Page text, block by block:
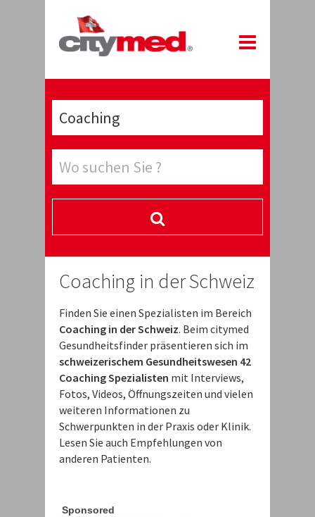
Coaching in der Schweiz
Finden Sie einen Spezialisten im Bereich
Coaching in der Schweiz. Beim citymed
Gesundheitsfinder präsentieren sich im
schweizerischem Gesundheitswesen 42
Coaching Spezialisten mit Interviews,
Fotos, Videos, Öffnungszeiten und vielen
weiteren Informationen zu
Schwerpunkten in der Praxis oder Klinik.
Lesen Sie auch Empfehlungen von
anderen Patienten.